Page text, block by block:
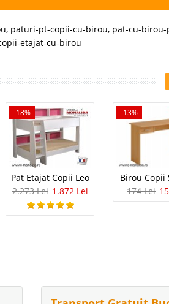
, paturi-pt-copii-cu-birou, pat-cu-
etajat-cu-birou
-18%
Pat Etajat Copii Leo
2.273 Lei 1.872 Lei
-13%
Birou Copii
174 Lei